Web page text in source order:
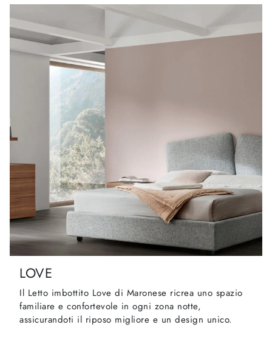
LOVE
Il Letto imbottito Love di Maronese ricrea uno spazio
familiare e confortevole in ogni zona notte,
assicurandoti il riposo migliore e un design unico.